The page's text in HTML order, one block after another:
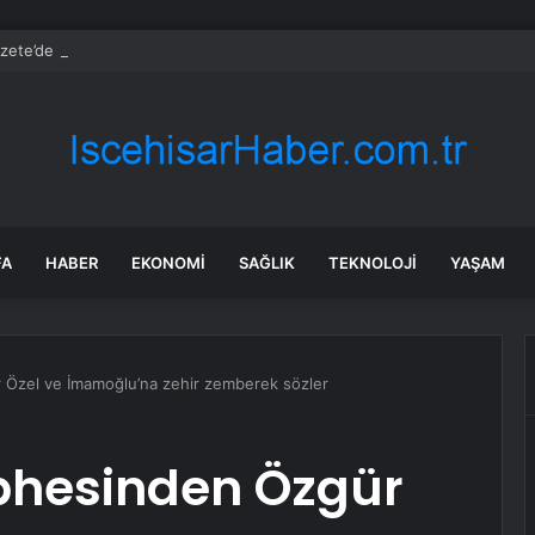
bugün (09.08.2026)
HABER EKONOMI SAĞLIK TEKNOLOJI YAŞAM
ve İmamoğlu’na zehir zemberek sözler
Özgür